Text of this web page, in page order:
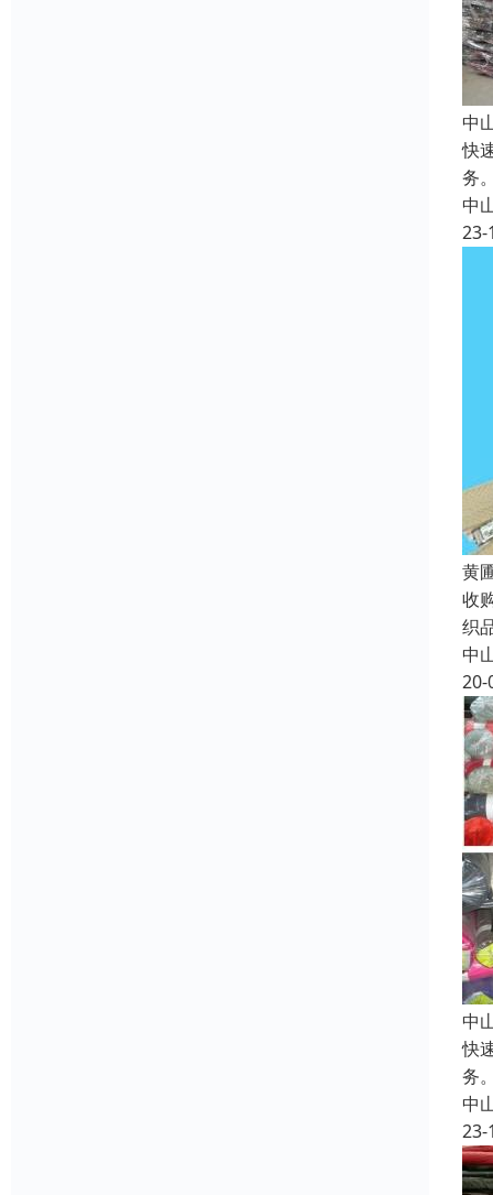
中
快
务
中
23-
黄
收
织
中
20-
中
快
务
中
23-